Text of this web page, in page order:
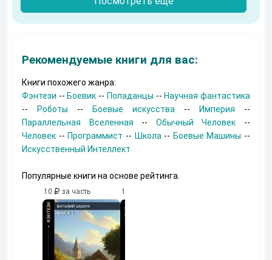
Рекомендуемые книги для вас:
Книги похожего жанра:
Фэнтези -- Боевик -- Попаданцы -- Научная фантастика
--
Роботы -- Боевые искусства -- Империя --
Параллельная Вселенная -- Обычный Человек --
Человек -- Программист -- Школа -- Боевые Машины --
Искусственный Интеллект
Популярные книги на основе рейтинга.
10 за часть 10